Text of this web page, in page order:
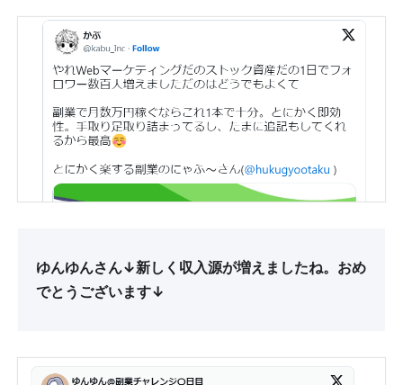
ゆんゆんさん↓新しく収入源が増えましたね。おめ
でとうございます↓